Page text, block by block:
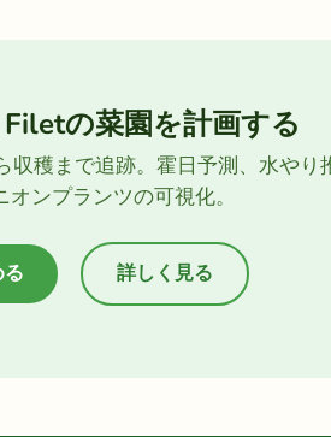
の菜園を計画する
収穫まで追跡。霍日予測、水やり
ンプランツの可視化。
詳しく見る